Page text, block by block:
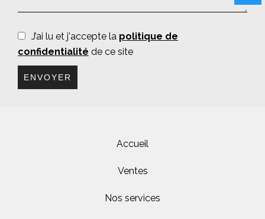
J’ai lu et j'accepte la politique de
confidentialité de ce site
ENVOYER
Accueil
Ventes
Nos services